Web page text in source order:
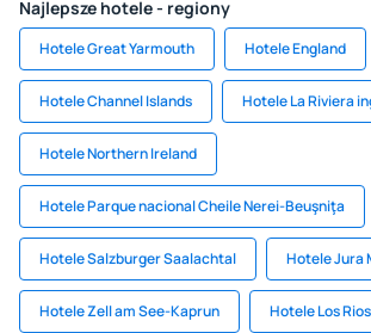
Najlepsze hotele - regiony
Hotele Great Yarmouth Hotele England
Hotele Channel Islands Hotele La Riviera
Hotele Northern Ireland
Hotele Parque nacional Cheile Nerei-Beuşniţa
Hotele Salzburger Saalachtal Hotele Jura
Hotele Zell am See-Kaprun Hotele Los Rios